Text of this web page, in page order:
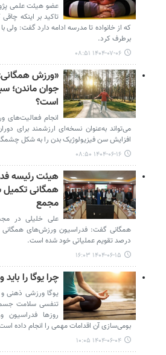
عضو هیئت علمی
تاکید بر اینکه
که از خانواده تا مدرسه ادامه دارد گفت: ولی
برطرف کرد.
۱۴۰۴-۰۷-۰۶ ۰۸:۵۱
«ورزش
جوان ماندن؛
است؟
انجام
می‌تواند به‌عنوان نسخه‌ای ارزشمند برای
افزایش سن فیزیولوژیک بدن را به شکل
۱۴۰۴-۰۶-۱۶ ۰۸:۵۰
هیئت رئیسه
همگانی تکمیل
مجمع
علی خلیلی در
درصد تقویم عملیاتی خود شده است.
۱۴۰۴-۰۶-۱۵ ۱۶:۰۳
چرا یوگا را
یوگا ورزشی ذهنی
تنفسی سلامت
روزها
بومی‌سازی آن اقدامات مهمی را انجام داده
۱۴۰۴-۰۶-۰۴ ۱۰:۰۵